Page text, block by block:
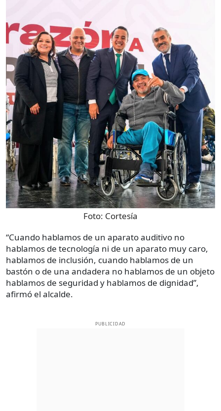
Foto: Cortesía
“Cuando hablamos de un aparato auditivo no
hablamos de tecnología ni de un aparato muy caro,
hablamos de inclusión, cuando hablamos de un
bastón o de una andadera no hablamos de un objeto
hablamos de seguridad y hablamos de dignidad”,
afirmó el alcalde.
PUBLICIDAD